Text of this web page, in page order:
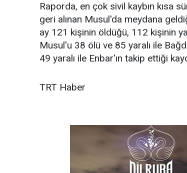
Raporda, en çok sivil kaybın kısa
geri alınan Musul'da meydana
ay 121 kişinin öldüğü, 112 kişinin
Musul'u 38 ölü ve 85 yaralı ile
49 yaralı ile Enbar'ın takip ettiği
TRT Haber